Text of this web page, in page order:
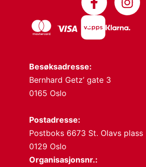
Besøksadresse:
Bernhard Getz’ gate 3
0165 Oslo
Postadresse:
Postboks 6673 St. Olavs plass
0129 Oslo
Organisasjonsnr.: